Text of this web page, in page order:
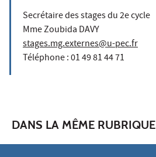
Secrétaire des stages du 2e cycle
Mme Zoubida DAVY
stages.mg.externes@u-pec.fr
Téléphone : 01 49 81 44 71
DANS LA MÊME RUBRIQUE